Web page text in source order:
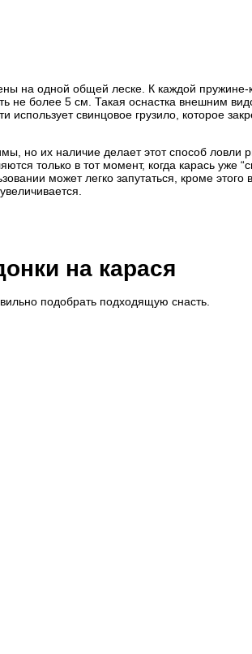
на одной общей леске. К каждой
не более 5 см. Такая оснастка внешним
свинцовое грузило, которое
но их наличие делает этот способ ловли
только в тот момент, когда карась уже
может легко запутаться, кроме этого
на карася
подобрать подходящую снасть.